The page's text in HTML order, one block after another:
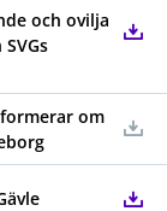
och ovilja
om